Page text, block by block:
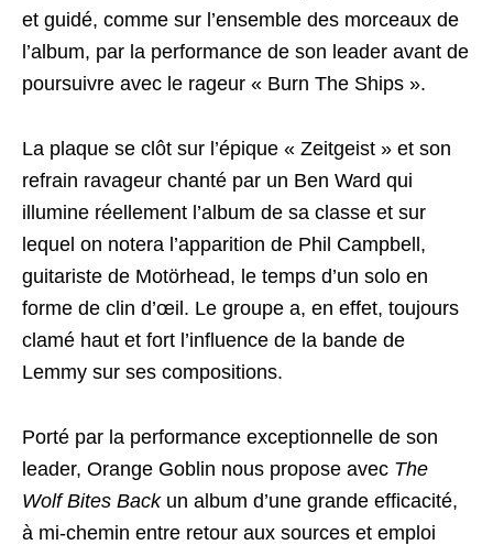
et guidé, comme sur l’ensemble des morceaux de
l’album, par la performance de son leader avant de
poursuivre avec le rageur « Burn The Ships ».
La plaque se clôt sur l’épique « Zeitgeist » et son
refrain ravageur chanté par un Ben Ward qui
illumine réellement l’album de sa classe et sur
lequel on notera l’apparition de Phil Campbell,
guitariste de Motörhead, le temps d’un solo en
forme de clin d’œil. Le groupe a, en effet, toujours
clamé haut et fort l’influence de la bande de
Lemmy sur ses compositions.
Porté par la performance exceptionnelle de son
leader, Orange Goblin nous propose avec The
Wolf Bites Back un album d’une grande efficacité,
à mi-chemin entre retour aux sources et emploi